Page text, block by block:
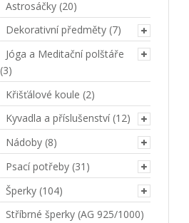
Astrosáčky (20)
Dekorativní předměty (7)
Jóga a Meditační polštáře
(3)
Křišťálové koule (2)
Kyvadla a příslušenství (12)
Nádoby (8)
Psací potřeby (31)
Šperky (104)
Stříbrné šperky (AG 925/1000)